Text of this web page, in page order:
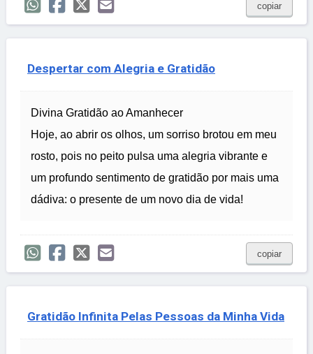
copiar
Despertar com Alegria e Gratidão
Divina Gratidão ao Amanhecer
Hoje, ao abrir os olhos, um sorriso brotou em meu
rosto, pois no peito pulsa uma alegria vibrante e
um profundo sentimento de gratidão por mais uma
dádiva: o presente de um novo dia de vida!
copiar
Gratidão Infinita Pelas Pessoas da Minha Vida